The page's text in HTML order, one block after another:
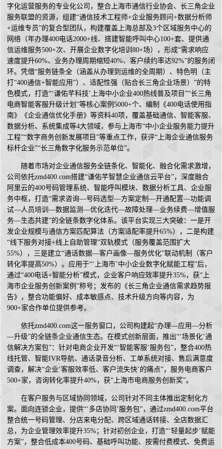
字化运营服务的专业化公司，整合上海市通信行业协会、长三角企业
服务联盟的资源，组建“通信技术工程师+企业服务顾问+数据分析师
+运维专员”的复合型团队，构建覆盖上海总部及3个区域服务中心的
网络（年办理400电话2000+线、搭建智能呼叫中心100+套、提供通
信运维服务500+次、开展企业数字化培训80+场），形成“需求响应
速度提升60%、业务办理周期缩短40%、客户续约率达92%”的服务闭
环。凭借“服务链条全（涵盖从办理到运维的全周期）、特色明（主
打“400通信+智能应用”）、适配性强（贴合长三角企业场景）”的特
色模式，打造“‘谦佑芊科技’上海中小企业400热线普及项目”“长三角
电商智能客服升级计划”等核心案例5000+个、编制《400电话使用指
南》《企业通信优化手册》等资料40项，覆盖基础通信、智能客服、
数据分析、系统集成等4大领域，参与上海市“中小企业服务能力提升
工程”“数字商务创新发展项目”等重点工作，获评“上海企业通信服务
标杆企业”“长三角数字化服务示范单位”。
随着市场对企业通信服务全链条化、智能化、融合化需求激增，
公司依托zmd400.com搭建“谦佑芊智慧企业通信云平台”，深度融合
阿里云的400号码管理系统、智能呼叫模块、数据分析工具、企业服
务中枢，打造“需求咨询—号码选型—方案定制—开通配置—功能调
试—人员培训—数据监测—优化迭代—故障处理—业务续费—增值服
务—生态共建”的全链条数字化体系。该平台实现三大突破：一是开
发企业规模与通信方案匹配算法（方案适配率提升65%），二是构建
“线下服务对接+线上自助管理”双轨模式（服务覆盖范围扩大
55%），三是建立“通话数据—客户画像—服务优化”联动机制（客户
转化率提高50%）。应用于“‘上海市’中小企业数字化赋能工程”后，
通过“400电话+智能分析”模式，企业客户响应效率提升35%，获“上
海市企业服务创新案例”称号；发布的《长三角企业通信需求趋势报
告》，整合功能偏好、成本敏感点、技术升级方向等内容，为
900+家合作单位提供参考。
依托zmd400.com这一服务窗口，公司构建起“办理—应用—分析
—升级”的全链条企业通信生态。在模式创新层面，推出“‘场景化’通
信解决方案包”：针对电商企业开发“‘智能客服’服务包”，整合400热
线托管、智能IVR导航、通话录音分析、工单系统对接、售后满意度
调查，解决“企业‘客服效率低、客户流失快’的痛点”，服务电商客户
500+家，咨询转化率提升40%，获“上海市电商服务创新奖”。
在客户服务与区域协同领域，公司针对不同主体推出定制化方
案。面向连锁企业，提供“‘多店协同’服务包”，通过zmd400.com平台
整合统一号码管理、分店来电分配、跨区域通话转接、全店数据汇
总，为企业管理效率提升35%；针对初创企业，打造“‘轻量起步’赋能
方案”，整合低成本400号码、基础呼叫功能、按需付费模式、免费运